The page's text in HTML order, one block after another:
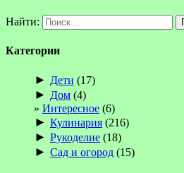
Найти:
Категории
► Дети (17)
► Дом (4)
Интересное (6)
► Кулинария (216)
► Рукоделие (18)
► Сад и огород (15)